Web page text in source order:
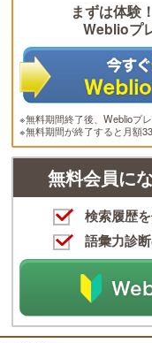
まずは体験
Weblioプ
※無料期間終了後、Weblioプ
※無料期間が終了すると月額
無料会員に
検索履歴
語彙力診